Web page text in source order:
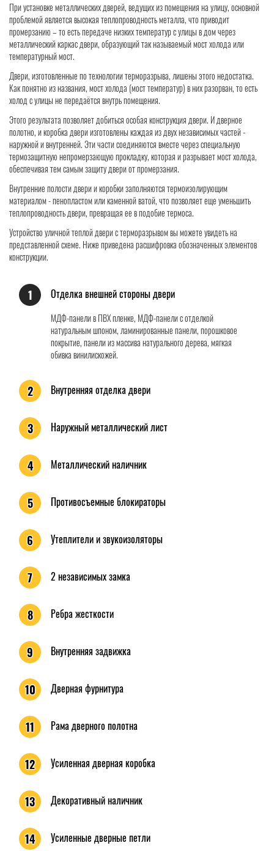
При установке металлических дверей, ведущих из помещения на улицу, основной
проблемой является высокая теплопроводность металла, что приводит
промерзанию – то есть передаче низких температур с улицы в дом через
металлический каркас двери, образующий так называемый мост холода или
температурный мост.
Двери, изготовленные по технологии терморазрыва, лишены этого недостатка.
Как понятно из названия, мост холода (мост температур) в них разорван, то есть
холод с улицы не передаётся внутрь помещения.
Этого результата позволяет добиться особая конструкция двери. И дверное
полотно, и коробка двери изготовлены каждая из двух независимых частей -
наружной и внутренней. Эти части соединяются вместе через специальную
термозащитную непромерзающую прокладку, которая и разрывает мост холода,
обеспечивая тем самым защиту двери от промерзания.
Внутренние полости двери и коробки заполняются термоизолирующим
материалом - пенопластом или каменной ватой, что позволяет еще уменьшить
теплопроводность двери, превращая ее в подобие термоса.
Устройство уличной теплой двери с терморазрывом вы можете увидеть на
представленной схеме. Ниже приведена расшифровка обозначенных элементов
конструкции.
1 Отделка внешней стороны двери
МДФ-панели в ПВХ пленке, МДФ-панели с отделкой
натуральным шпоном, ламинированные панели, порошковое
покрытие, панели из массива натурального дерева, мягкая
обивка винилискожей.
2 Внутренняя отделка двери
3 Наружный металлический лист
4 Металлический наличник
5 Противосъемные блокираторы
6 Утеплители и звукоизоляторы
7 2 независимых замка
8 Ребра жесткости
9 Внутренняя задвижка
10 Дверная фурнитура
11 Рама дверного полотна
12 Усиленная дверная коробка
13 Декоративный наличник
14 Усиленные дверные петли